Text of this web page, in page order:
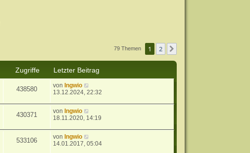
79 Themen 1 2
Zugriffe
Letzter Beitrag
438580 von Ingwio
13.12.2024, 22:32
430371 von Ingwio
18.11.2020, 14:19
533106 von Ingwio
14.01.2017, 05:04